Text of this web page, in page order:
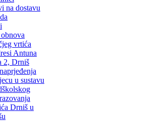
na dostavu
vrtića
Antuna
2, Drniš
u sustavu
Drniš u